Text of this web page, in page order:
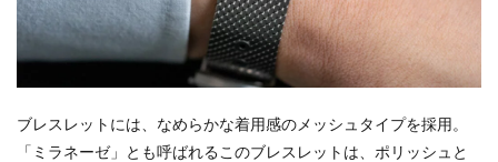
ブレスレットには、なめらかな着用感のメッシュタイプを採用。
「ミラネーゼ」とも呼ばれるこのブレスレットは、ポリッシュと